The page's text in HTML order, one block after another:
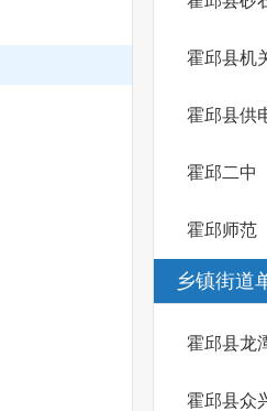
霍邱县机
霍邱县供
霍邱二中
霍邱师范
乡镇街道
霍邱县龙
霍邱县众